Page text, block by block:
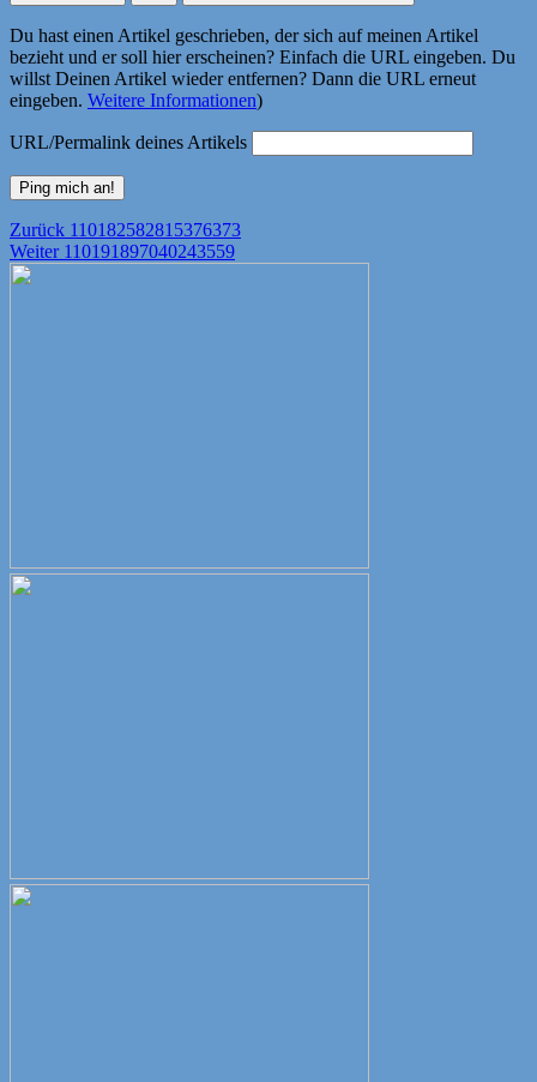
Du hast einen Artikel geschrieben, der sich auf meinen Artikel
bezieht und er soll hier erscheinen? Einfach die URL eingeben. Du
willst Deinen Artikel wieder entfernen? Dann die URL erneut
eingeben. Weitere Informationen)
URL/Permalink deines Artikels
Beitragsnavigation
Zurück Vorheriger
Beitrag:
110182582815376373
Weiter Nächster
110191897040243559